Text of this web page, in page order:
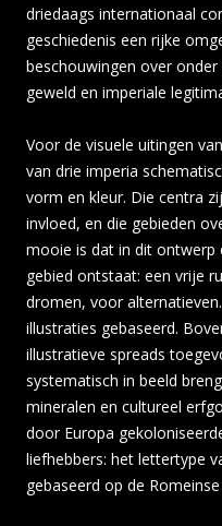
driedaags internationaal
geschiedenis een rijke
beschouwingen over
geweld en imperiale
Voor de visuele uitingen
van drie imperia
vorm en kleur. Die centra
invloed, en die gebieden
mooie is dat in dit ontwerp
gebied ontstaat: een vrije
dromen, voor
illustraties gebaseerd.
illustratieve spreads
systematisch in beeld
mineralen en cultureel
door Europa
liefhebbers: het lettertype
gebaseerd op de